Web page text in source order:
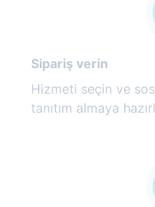
Sipariş verin
Hizmeti seçin ve
tanıtım almaya